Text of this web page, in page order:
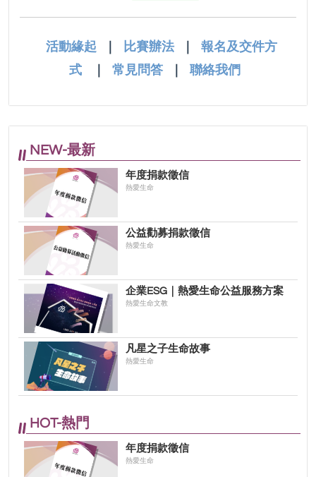
活動緣起 比賽辦法
報名及交件方
式
常見問答 聯絡我們
NEW-最新
年度捐款徵信
熱愛生命
公益勸募捐款徵信
熱愛生命
企業ESG｜熱愛生命公益服務方案
熱愛生命文教
凡星之子生命故事
熱愛生命
HOT-熱門
年度捐款徵信
熱愛生命